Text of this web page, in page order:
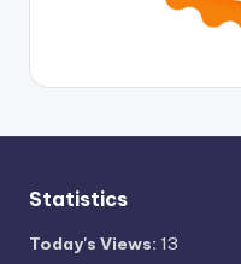
Statistics
Today's Views: 13